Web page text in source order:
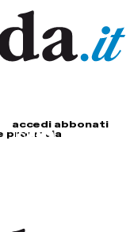
accedi abbonati
provincia